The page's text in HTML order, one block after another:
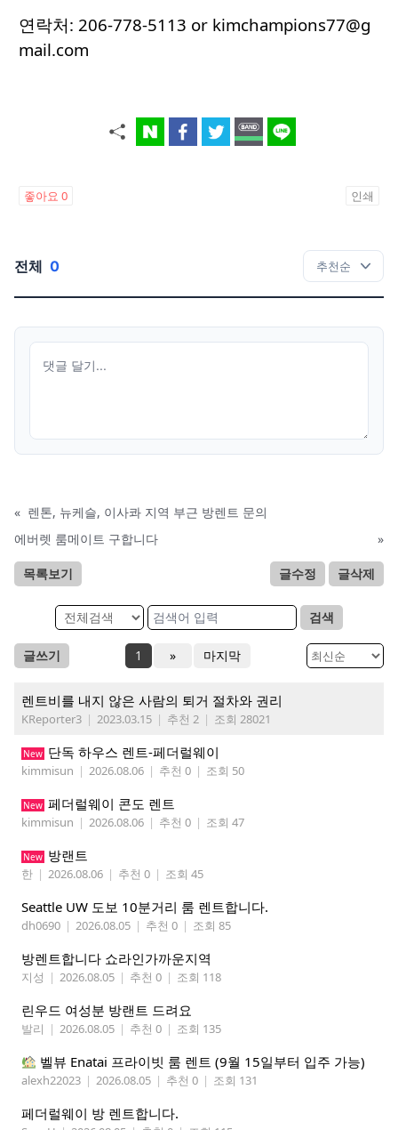
연락처: 206-778-5113 or kimchampions77@g
mail.com
좋아요 0 인쇄
전체 0
« 렌톤, 뉴케슬, 이사콰 지역 부근 방렌트 문의
에버렛 룸메이트 구합니다
»
목록보기 글수정 글삭제
검색
글쓰기 1 » 마지막
렌트비를 내지 않은 사람의 퇴거 절차와 권리
KReporter3 | 2023.03.15 | 추천 2 | 조회 28021
New 단독 하우스 렌트-페더럴웨이
kimmisun | 2026.08.06 | 추천 0 | 조회 50
New 페더럴웨이 콘도 렌트
kimmisun | 2026.08.06 | 추천 0 | 조회 47
New 방랜트
한 | 2026.08.06 | 추천 0 | 조회 45
Seattle UW 도보 10분거리 룸 렌트합니다.
dh0690 | 2026.08.05 | 추천 0 | 조회 85
방렌트합니다 쇼라인가까운지역
지성 | 2026.08.05 | 추천 0 | 조회 118
린우드 여성분 방랜트 드려요
발리 | 2026.08.05 | 추천 0 | 조회 135
벨뷰 Enatai 프라이빗 룸 렌트 (9월 15일부터 입주 가능)
alexh22023 | 2026.08.05 | 추천 0 | 조회 131
페더럴웨이 방 렌트합니다.